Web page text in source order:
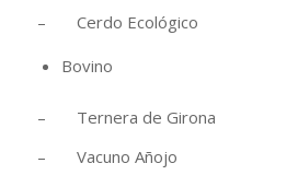
– Cerdo Ecológico
Bovino
– Ternera de Girona
– Vacuno Añojo